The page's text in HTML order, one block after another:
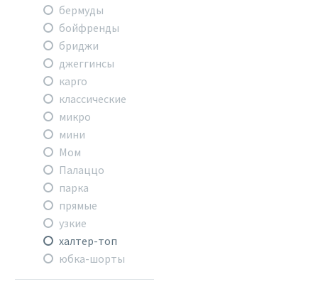
бермуды
бойфренды
бриджи
джеггинсы
карго
классические
микро
мини
Мом
Палаццо
парка
прямые
узкие
халтер-топ
юбка-шорты